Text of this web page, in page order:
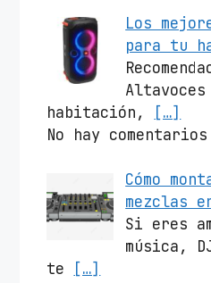
Los
para tu
habitación,
[…]
No hay comentarios
Cómo
mezclas
Si eres
música,
te
[…]